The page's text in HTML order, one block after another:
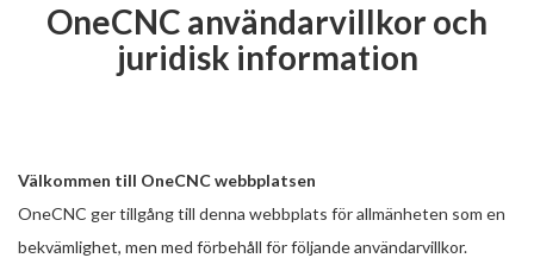
OneCNC användarvillkor och
juridisk information
Välkommen till OneCNC webbplatsen
OneCNC ger tillgång till denna webbplats för allmänheten som en
bekvämlighet, men med förbehåll för följande användarvillkor.